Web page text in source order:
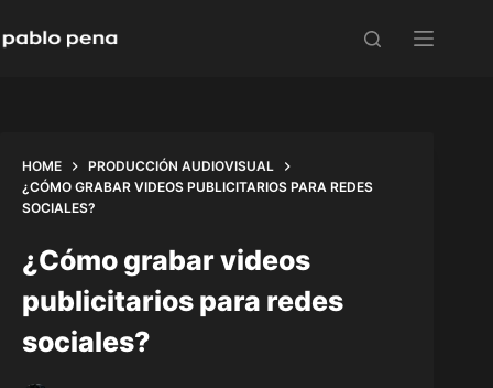
to
HOME
PRODUCCIÓN AUDIOVISUAL
¿CÓMO GRABAR VIDEOS PUBLICITARIOS PARA REDES
SOCIALES?
¿Cómo grabar videos
publicitarios para redes
sociales?